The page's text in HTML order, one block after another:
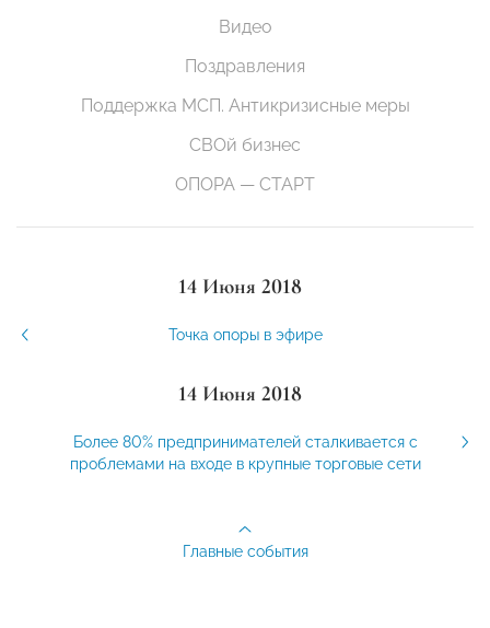
Видео
Поздравления
Поддержка МСП. Антикризисные меры
СВОй бизнес
ОПОРА — СТАРТ
14 Июня 2018
Точка опоры в эфире
14 Июня 2018
Более 80% предпринимателей сталкивается с
проблемами на входе в крупные торговые сети
Главные события